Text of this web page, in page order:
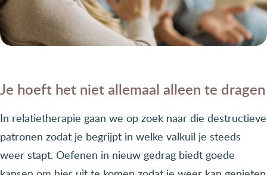
Je hoeft het niet allemaal alleen te dragen
In relatietherapie gaan we op zoek naar die destructieve
patronen zodat je begrijpt in welke valkuil je steeds
weer stapt. Oefenen in nieuw gedrag biedt goede